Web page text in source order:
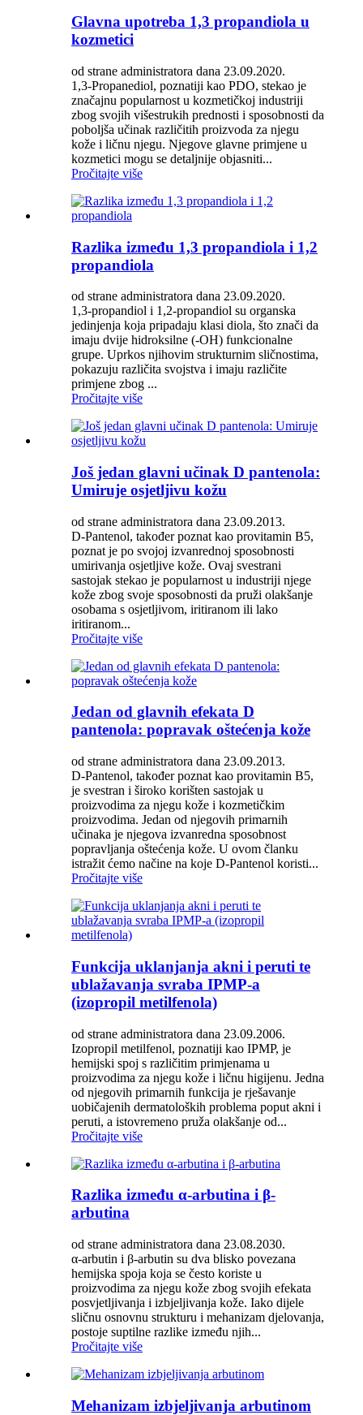
Glavna upotreba 1,3 propandiola u
kozmetici
od strane administratora dana 23.09.2020.
1,3-Propanediol, poznatiji kao PDO, stekao je
značajnu popularnost u kozmetičkoj industriji
zbog svojih višestrukih prednosti i sposobnosti da
poboljša učinak različitih proizvoda za njegu
kože i ličnu njegu. Njegove glavne primjene u
kozmetici mogu se detaljnije objasniti...
Pročitajte više
Razlika između 1,3 propandiola i 1,2
propandiola
od strane administratora dana 23.09.2020.
1,3-propandiol i 1,2-propandiol su organska
jedinjenja koja pripadaju klasi diola, što znači da
imaju dvije hidroksilne (-OH) funkcionalne
grupe. Uprkos njihovim strukturnim sličnostima,
pokazuju različita svojstva i imaju različite
primjene zbog ...
Pročitajte više
Još jedan glavni učinak D pantenola:
Umiruje osjetljivu kožu
od strane administratora dana 23.09.2013.
D-Pantenol, također poznat kao provitamin B5,
poznat je po svojoj izvanrednoj sposobnosti
umirivanja osjetljive kože. Ovaj svestrani
sastojak stekao je popularnost u industriji njege
kože zbog svoje sposobnosti da pruži olakšanje
osobama s osjetljivom, iritiranom ili lako
iritiranom...
Pročitajte više
Jedan od glavnih efekata D
pantenola: popravak oštećenja kože
od strane administratora dana 23.09.2013.
D-Pantenol, također poznat kao provitamin B5,
je svestran i široko korišten sastojak u
proizvodima za njegu kože i kozmetičkim
proizvodima. Jedan od njegovih primarnih
učinaka je njegova izvanredna sposobnost
popravljanja oštećenja kože. U ovom članku
istražit ćemo načine na koje D-Pantenol koristi...
Pročitajte više
Funkcija uklanjanja akni i peruti te
ublažavanja svraba IPMP-a
(izopropil metilfenola)
od strane administratora dana 23.09.2006.
Izopropil metilfenol, poznatiji kao IPMP, je
hemijski spoj s različitim primjenama u
proizvodima za njegu kože i ličnu higijenu. Jedna
od njegovih primarnih funkcija je rješavanje
uobičajenih dermatoloških problema poput akni i
peruti, a istovremeno pruža olakšanje od...
Pročitajte više
Razlika između α-arbutina i β-
arbutina
od strane administratora dana 23.08.2030.
α-arbutin i β-arbutin su dva blisko povezana
hemijska spoja koja se često koriste u
proizvodima za njegu kože zbog svojih efekata
posvjetljivanja i izbjeljivanja kože. Iako dijele
sličnu osnovnu strukturu i mehanizam djelovanja,
postoje suptilne razlike između njih...
Pročitajte više
Mehanizam izbjeljivanja arbutinom